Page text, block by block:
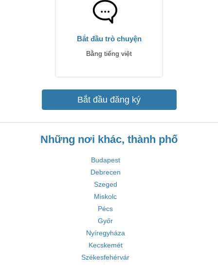
Bắt đầu trò chuyện
Bằng tiếng việt
Bắt đầu đăng ký
Những nơi khác, thành phố
Budapest
Debrecen
Szeged
Miskolc
Pécs
Győr
Nyíregyháza
Kecskemét
Székesfehérvár